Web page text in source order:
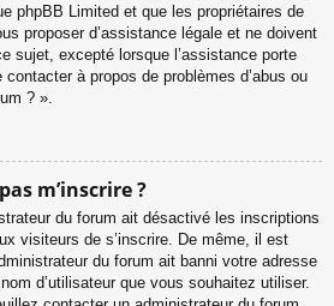
phpBB Limited et que les propriétaires de
proposer d’assistance légale et ne doivent
sujet, excepté lorsque l’assistance porte
à propos de problèmes d’abus ou
? ».
m’inscrire ?
du forum ait désactivé les inscriptions
visiteurs de s’inscrire. De même, il est
du forum ait banni votre adresse
d’utilisateur que vous souhaitez utiliser.